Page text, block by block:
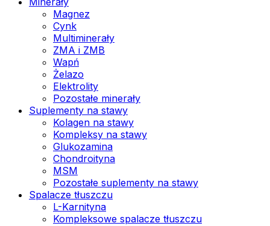
Magnez
Cynk
Multiminerały
ZMA i ZMB
Wapń
Żelazo
Elektrolity
Pozostałe minerały
Suplementy na stawy
Kolagen na stawy
Kompleksy na stawy
Glukozamina
Chondroityna
MSM
Pozostałe suplementy na stawy
Spalacze tłuszczu
L-Karnityna
Kompleksowe spalacze tłuszczu